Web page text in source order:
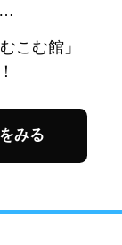
…
こむ館」
みる